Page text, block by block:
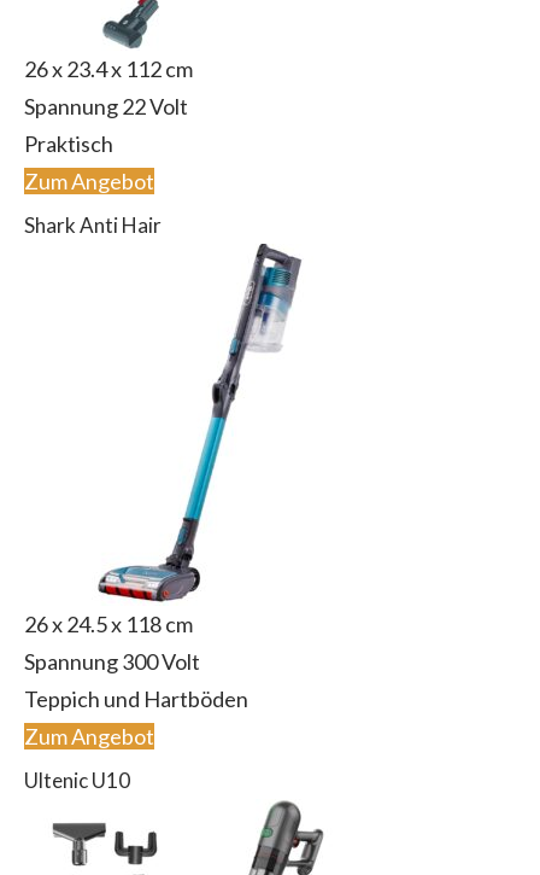
26 x 23.4 x 112 cm
Spannung 22 Volt
Praktisch
Zum Angebot
Shark Anti Hair
26 x 24.5 x 118 cm
Spannung 300 Volt
Teppich und Hartböden
Zum Angebot
Ultenic U10